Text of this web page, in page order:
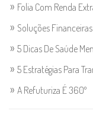
Folia Com Renda
Soluções
5 Dicas De Saúde
5 Estratégias Para
A Refuturiza É 360º